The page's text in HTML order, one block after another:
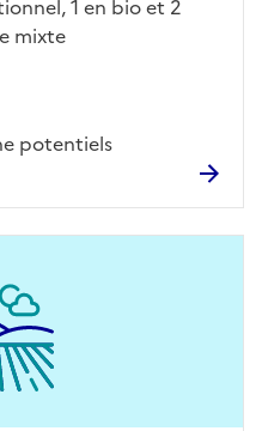
1 en bio et 2
mixte
potentiels